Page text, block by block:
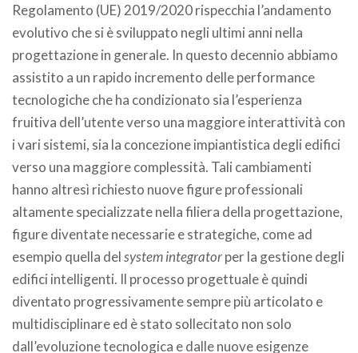
Regolamento (UE) 2019/2020 rispecchia l’andamento
evolutivo che si è sviluppato negli ultimi anni nella
progettazione in generale. In questo decennio abbiamo
assistito a un rapido incremento delle performance
tecnologiche che ha condizionato sia l’esperienza
fruitiva dell’utente verso una maggiore interattività con
i vari sistemi, sia la concezione impiantistica degli edifici
verso una maggiore complessità. Tali cambiamenti
hanno altresì richiesto nuove figure professionali
altamente specializzate nella filiera della progettazione,
figure diventate necessarie e strategiche, come ad
esempio quella delsystem integratorper la gestione degli
edifici intelligenti. Il processo progettuale è quindi
diventato progressivamente sempre più articolato e
multidisciplinare ed è stato sollecitato non solo
dall’evoluzione tecnologica e dalle nuove esigenze